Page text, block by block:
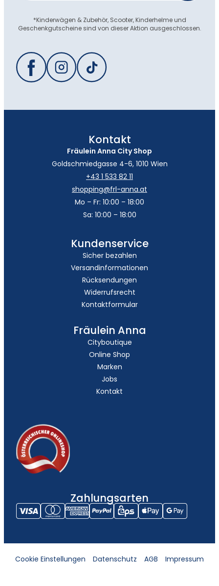
*Kinderwägen & Zubehör, Scooter, Kinderhelme und
Geschenkgutscheine sind von dieser Aktion ausgeschlossen.
Kontakt
Fräulein Anna City Shop
Goldschmiedgasse 4-6, 1010 Wien
+43 1 533 82 11
shopping@frl-anna.at
Mo – Fr: 10:00 – 18:00
Sa: 10:00 – 18:00
Kundenservice
Sicher bezahlen
Versandinformationen
Rücksendungen
Widerrufsrecht
Kontaktformular
Fräulein Anna
Cityboutique
Online Shop
Marken
Jobs
Kontakt
Zahlungsarten
Cookie Einstellungen Datenschutz AGB Impressum